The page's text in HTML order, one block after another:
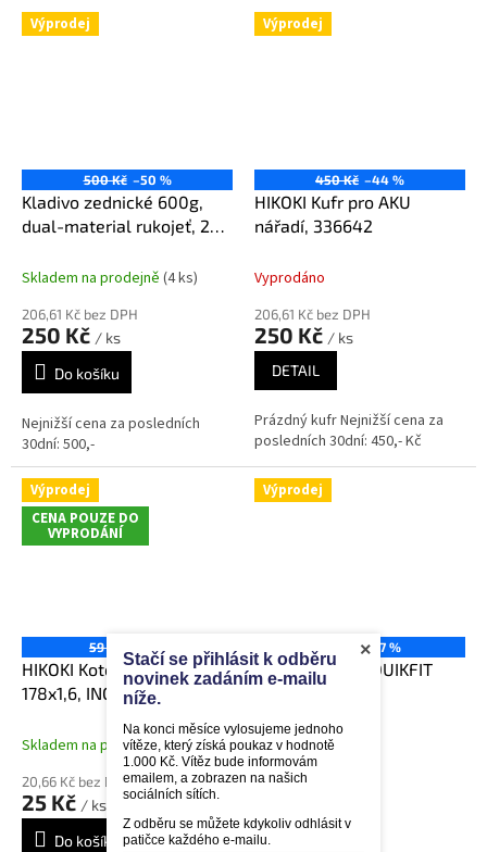
Výprodej
500 Kč –50 %
Kladivo zednické 600g,
dual-material rukojeť, 25-
Skladem na prodejně (4 ks)
206,61 Kč bez DPH
250 Kč / ks
Do košíku
Nejnižší cena za posledních
30dní: 500,-
Výprodej
450 Kč –44 %
HIKOKI Kufr pro AKU
nářadí, 336642
Vyprodáno
206,61 Kč bez DPH
250 Kč / ks
DETAIL
Prázdný kufr Nejnižší cena za
posledních 30dní: 450,- Kč
Výprodej
CENA POUZE DO
VYPRODÁNÍ
59 Kč
HIKOKI Kotouč řezný
178x1,6, INOX/kov, 782314
Skladem na prodejně(74 ks)
20,66 Kč bez DPH
25 Kč / ks
Do košíku
Výprodej
–27 %
Hrábě 14 zubů QUIKFIT
Vyprodáno
338,84 Kč bez DPH
×
Stačí se přihlásit k odběru
novinek zadáním e-mailu
níže.
Na konci měsíce vylosujeme jednoho
vítěze, který získá poukaz v hodnotě
1.000 Kč. Vítěz bude informovám
emailem, a zobrazen na našich
sociálních sítích.
Z odběru se můžete kdykoliv odhlásit v
patičce každého e-mailu.